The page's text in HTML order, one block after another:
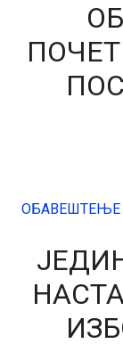
ОБАВЕШТЕЊЕ